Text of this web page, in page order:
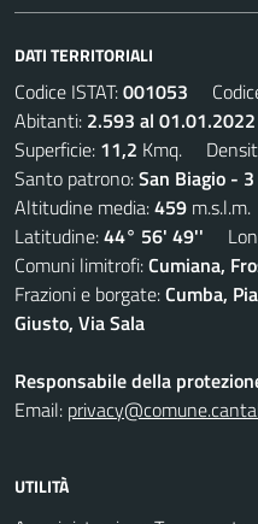
DATI TERRITORIALI
Codice ISTAT:001053
Abitanti: 2.593 al 01.01.2022
Superficie: 11,2 Kmq.
Santo patrono:San Biagio -
Altitudine media:459 m.s.l.m.
Latitudine:44° 56' 49''
Comuni limitrofi:Cumiana,
Frazioni e borgate:Cumba,
Giusto, Via Sala
Responsabile della
Email:
UTILITÀ